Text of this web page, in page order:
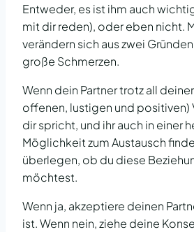
Entweder, es ist ihm auch
mit dir reden), oder eben nicht.
verändern sich aus zwei
große Schmerzen.
Wenn dein Partner trotz all
offenen, lustigen und positiven)
dir spricht, und ihr auch in einer
Möglichkeit zum Austausch
überlegen, ob du diese
möchtest.
Wenn ja, akzeptiere deinen
ist. Wenn nein, ziehe deine